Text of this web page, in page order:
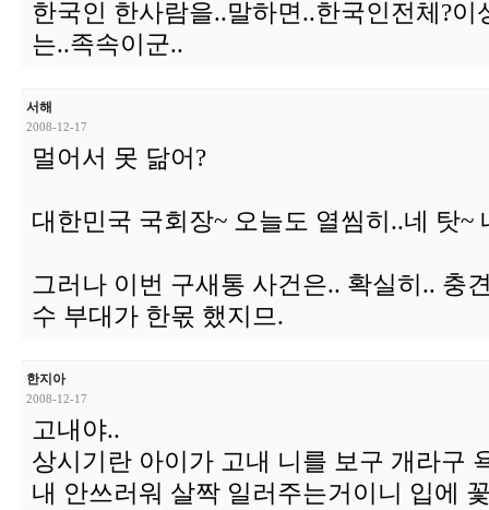
한국인 한사람을..말하면..한국인전체?이
는..족속이군..
서해
2008-12-17
멀어서 못 닮어?
대한민국 국회장~ 오늘도 열씸히..네 탓~
그러나 이번 구새통 사건은.. 확실히.. 충
수 부대가 한몫 했지므.
한지아
2008-12-17
고내야..
상시기란 아이가 고내 니를 보구 개라구
내 안쓰러워 살짝 일러주는거이니 입에